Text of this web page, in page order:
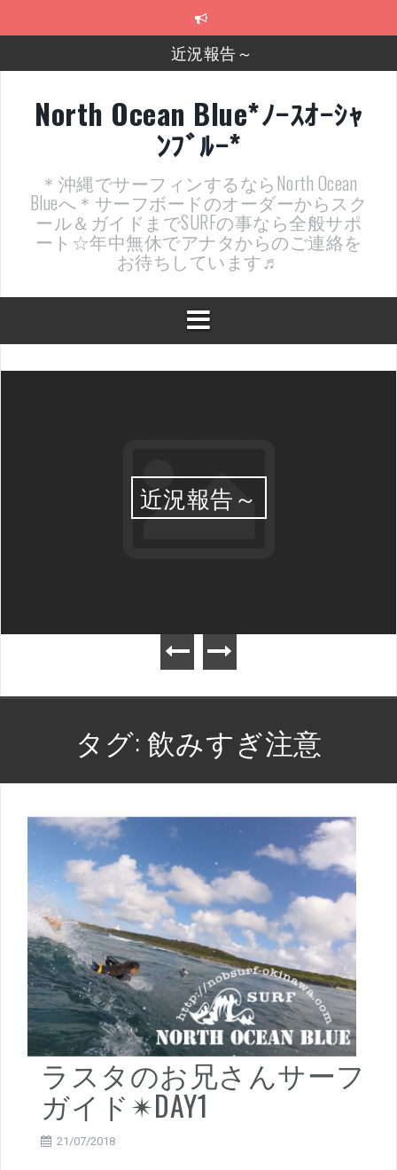
近況報告～
2025年もあざ～した！
近況報告ww
ヤッチマッターーーー！！！
支部長就任報告と支部予選・検定開催決定！
North Ocean Blue*ﾉｰｽｵｰｼｬ
ﾝﾌﾞﾙｰ*
＊沖縄でサーフィンするならNorth Ocean
Blueへ＊サーフボードのオーダーからスク
ール＆ガイドまでSURFの事なら全般サポ
ート☆年中無休でアナタからのご連絡を
お待ちしています♬
近況報告～
タグ:飲みすぎ注意
ラスタのお兄さんサーフ
ガイド✴DAY1
21/07/2018